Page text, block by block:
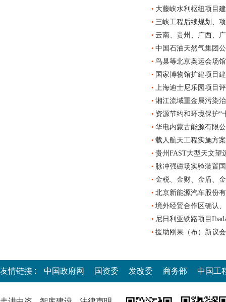
• 大藤峡水利枢纽项目
• 三峡工程后续规划、
• 云南、贵州、广西、
• 中国石油天然气集团
• 鸟巢等北京奥运会场
• 国家博物馆扩建项目
• 上海迪士尼乐园项目
• 湘江流域重金属污染
• 资源节约和环境保护“
• 华电内蒙古能源有限
• 载人航天工程实施方
• 贵州FAST大型天文望
• 脉冲强磁场实验装置
• 金税、金财、金盾、
• 北京新能源汽车股份
• 境外经贸合作区确认
• 尼日利亚铁路项目
• 援助刚果（布）新议